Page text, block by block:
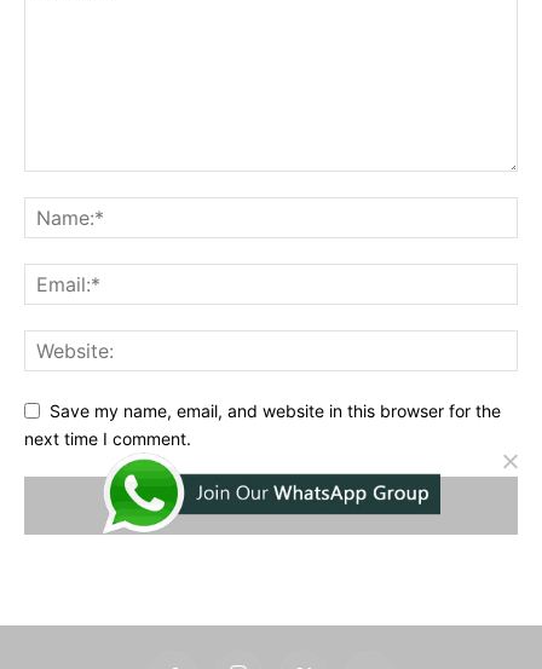
Save my name, email, and website in this browser for the
next time I comment.